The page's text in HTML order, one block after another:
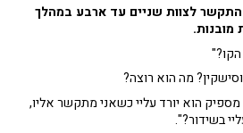
התקשר לצוות שניים עד ארבע במהלך
מובנות.
מה הוא רוצה?
מספיק הוא יורד עליי כשאני מתקשר אליו,
בשידור?".